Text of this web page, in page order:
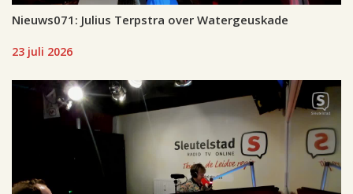
Nieuws071: Julius Terpstra over Watergeuskade
23 juli 2026